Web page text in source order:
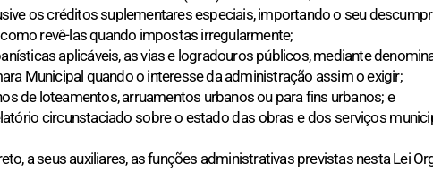
os créditos suplementares especiais, importando o seu
revê-las quando impostas irregularmente;
aplicáveis, as vias e logradouros públicos, mediante
Municipal quando o interesse da administração assim o exigir;
de loteamentos, arruamentos urbanos ou para fins urbanos; e
circunstaciado sobre o estado das obras e dos serviços
a seus auxiliares, as funções administrativas previstas nesta Lei